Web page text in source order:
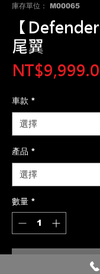
庫存單位： M00065
【
尾翼
車款 *
產品 *
數量 *
新增至